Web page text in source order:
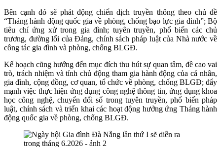
Bên cạnh đó sẽ phát động chiến dịch truyền thông theo chủ đề
“Tháng hành động quốc gia về phòng, chống bạo lực gia đình”; Bộ
tiêu chí ứng xử trong gia đình; tuyên truyền, phổ biến các chủ
trương, đường lối của Đảng, chính sách pháp luật của Nhà nước về
công tác gia đình và phòng, chống BLGĐ.
Kế hoạch cũng hướng đến mục đích thu hút sự quan tâm, đề cao vai
trò, trách nhiệm và tính chủ động tham gia hành động của cá nhân,
gia đình, cộng đồng, cơ quan, tổ chức về phòng, chống BLGĐ; đẩy
mạnh việc thực hiện ứng dụng công nghệ thông tin, ứng dụng khoa
học công nghệ, chuyển đổi số trong tuyên truyền, phổ biến pháp
luật, chính sách và triển khai các hoạt động hưởng ứng Tháng hành
động quốc gia về phòng, chống BLGĐ.